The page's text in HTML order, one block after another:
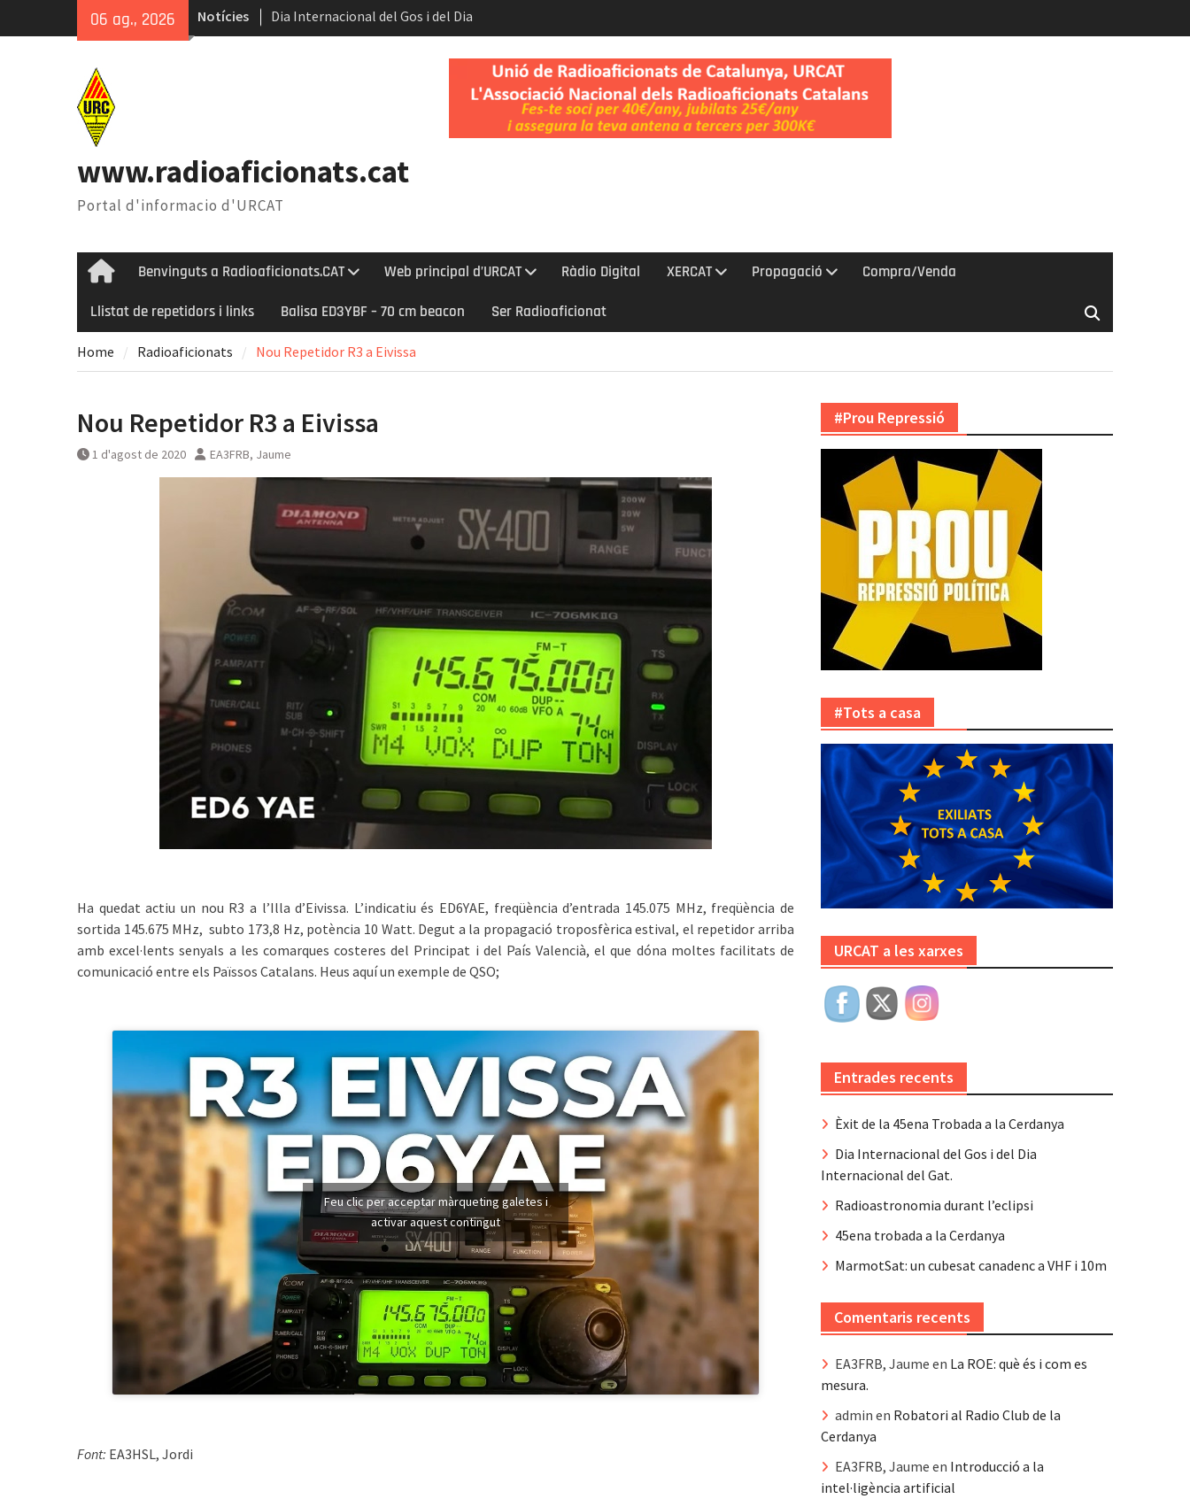
06 ag., 2026 Notícies
Dia Internacional del Gos i del Dia
Internacional del Gat.
Radioastronomia durant l’eclipsi
Èxit de la 45ena Trobada a la Cerdanya
www.radioaficionats.cat
Portal d'informacio d'URCAT
HomeBenvinguts a Radioaficionats.CAT Web principal d’URCAT Ràdio Digital XERCAT Propagació Compra/Venda
Llistat de repetidors i links Balisa ED3YBF – 70 cm beacon Ser Radioaficionat
Home Radioaficionats Nou Repetidor R3 a Eivissa
Nou Repetidor R3 a Eivissa
1 d'agost de 2020 EA3FRB, Jaume
Ha quedat actiu un nou R3 a l’Illa d’Eivissa. L’indicatiu és ED6YAE, freqüència d’entrada 145.075 MHz, freqüència de
sortida 145.675 MHz, subto 173,8 Hz, potència 10 Watt. Degut a la propagació troposfèrica estival, el repetidor arriba
amb excel·lents senyals a les comarques costeres del Principat i del País Valencià, el que dóna moltes facilitats de
comunicació entre els Païssos Catalans. Heus aquí un exemple de QSO;
Feu clic per acceptar màrqueting galetes i
activar aquest contingut
Font: EA3HSL, Jordi
#Prou Repressió
#Tots a casa
URCAT a les xarxes
Entrades recents
Èxit de la 45ena Trobada a la Cerdanya
Dia Internacional del Gos i del Dia
Internacional del Gat.
Radioastronomia durant l’eclipsi
45ena trobada a la Cerdanya
MarmotSat: un cubesat canadenc a VHF i 10m
Comentaris recents
EA3FRB, Jaume en La ROE: què és i com es
mesura.
admin en Robatori al Radio Club de la
Cerdanya
EA3FRB, Jaume en Introducció a la
intel·ligència artificial